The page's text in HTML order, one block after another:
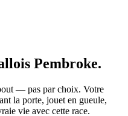
Pembroke.
— pas par choix. Votre
la porte, jouet en gueule,
vie avec cette race.